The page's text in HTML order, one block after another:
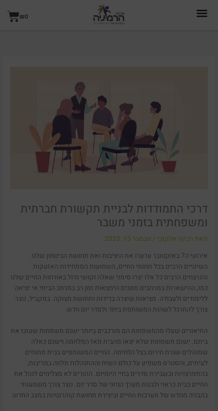
לתוכן
₪0
דרכי התמודדות לבניית תקשורת חברתית
ומשפחתית בזמני משבר
מאת רבקה אלקובי / נובמבר 15, 2023
אירועי ה7 באוקטובר ערערו את היציבות ואת תחושת הביטחון שלנו.
השינויים הרבים בכל תחומי החיים, השמועות המפחידות האזעקות
והנרצחים הרבים כל אלו יצרו סימני שאלה וקושי גדול באורחות החיים שלנו
כמו, ההישארות במרחבים מוגנים הימצאות זמן רב במרחב הביתי אי יציאה
ללימודים ולעבודה. מציאות שיצרה בדידות ותחושת מצוקה. במקביל, נוצר
צורך להתרגל לשהות המשותפת ביחד ולסדר יום חדש.
התיאורים שעלו מהמשפחות הם מורכבים ביותר ישנם משפחות שעזבו את
ביתם. ישנם משפחות שלא יצאו מהבית מאז המלחמה וישנם כאלה
שמנהלים שגרת חירום בצל הלחימה. החיים המשותפים בבית מתוחים
לעיתים, והסטרס משפיע על כולם השיח וההתנהלות מלווה במריבות,
בהתפרצויות ובשבירת סדרים בחיי היומיום. ההורים לא מצליחים לנהל את
החיים בבית כראוי ולבנות מערך הגיוני של סדר יום. נוצר צורך משמעותי
בהבניה מחדש של מערכות החיים וביצירת תחושת קוהרנטיות במצב החדש.